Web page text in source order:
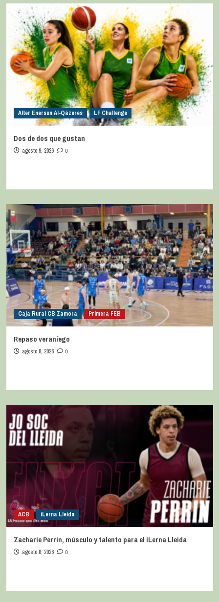
Alter Enersun Al-Qázeres LF Challenge
Dos de dos que gustan
agosto 9, 2026 0
Caja Rural CB Zamora Primera FEB
Repaso veraniego
agosto 8, 2026 0
ACB iLerna Lleida
Zacharie Perrin, músculo y talento para el iLerna Lleida
agosto 8, 2026 0